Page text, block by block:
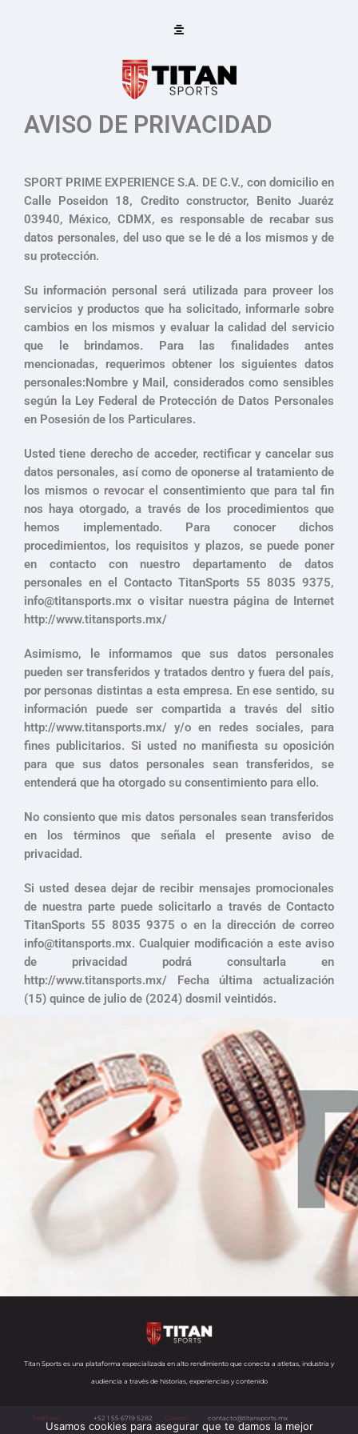
AVISO DE PRIVACIDAD
SPORT PRIME EXPERIENCE S.A. DE C.V., con domicilio en
Calle Poseidon 18, Credito constructor, Benito Juaréz
03940, México, CDMX, es responsable de recabar sus
datos personales, del uso que se le dé a los mismos y de
su protección.
Su información personal será utilizada para proveer los
servicios y productos que ha solicitado, informarle sobre
cambios en los mismos y evaluar la calidad del servicio
que le brindamos. Para las finalidades antes
mencionadas, requerimos obtener los siguientes datos
personales:Nombre y Mail, considerados como sensibles
según la Ley Federal de Protección de Datos Personales
en Posesión de los Particulares.
Usted tiene derecho de acceder, rectificar y cancelar sus
datos personales, así como de oponerse al tratamiento de
los mismos o revocar el consentimiento que para tal fin
nos haya otorgado, a través de los procedimientos que
hemos implementado. Para conocer dichos
procedimientos, los requisitos y plazos, se puede poner
en contacto con nuestro departamento de datos
personales en el Contacto TitanSports 55 8035 9375,
info@titansports.mx o visitar nuestra página de Internet
http://www.titansports.mx/
Asimismo, le informamos que sus datos personales
pueden ser transferidos y tratados dentro y fuera del país,
por personas distintas a esta empresa. En ese sentido, su
información puede ser compartida a través del sitio
http://www.titansports.mx/ y/o en redes sociales, para
fines publicitarios. Si usted no manifiesta su oposición
para que sus datos personales sean transferidos, se
entenderá que ha otorgado su consentimiento para ello.
No consiento que mis datos personales sean transferidos
en los términos que señala el presente aviso de
privacidad.
Si usted desea dejar de recibir mensajes promocionales
de nuestra parte puede solicitarlo a través de Contacto
TitanSports 55 8035 9375 o en la dirección de correo
info@titansports.mx. Cualquier modificación a este aviso
de privacidad podrá consultarla en
http://www.titansports.mx/ Fecha última actualización
(15) quince de julio de (2024) dosmil veintidós.
Titan Sports es una plataforma especializada en alto rendimiento que conecta a atletas, industria y
audiencia a través de historias, experiencias y contenido
Teléfono: +52 1 55 6719 5282 Correo: contacto@titansports.mx
Usamos cookies para asegurar que te damos la mejor